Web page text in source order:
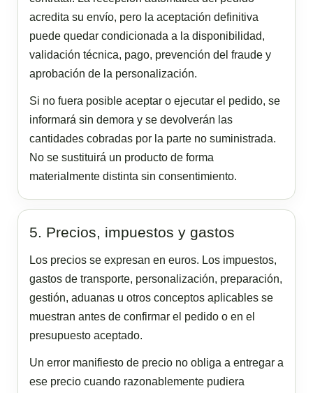
acredita su envío, pero la aceptación definitiva
puede quedar condicionada a la disponibilidad,
validación técnica, pago, prevención del fraude y
aprobación de la personalización.
Si no fuera posible aceptar o ejecutar el pedido, se
informará sin demora y se devolverán las
cantidades cobradas por la parte no suministrada.
No se sustituirá un producto de forma
materialmente distinta sin consentimiento.
5. Precios, impuestos y gastos
Los precios se expresan en euros. Los impuestos,
gastos de transporte, personalización, preparación,
gestión, aduanas u otros conceptos aplicables se
muestran antes de confirmar el pedido o en el
presupuesto aceptado.
Un error manifiesto de precio no obliga a entregar a
ese precio cuando razonablemente pudiera